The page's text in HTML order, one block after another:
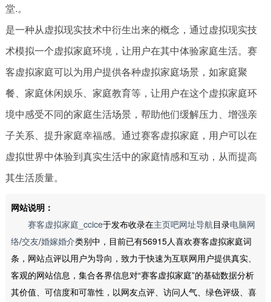
堂.。
是一种从虚拟现实技术中衍生出来的概念，通过虚拟现实技
术模拟一个虚拟家庭环境，让用户在其中体验家庭生活。赛
客虚拟家庭可以为用户提供各种虚拟家庭场景，如家庭聚
餐、家庭休闲娱乐、家庭教育等，让用户在这个虚拟家庭环
境中感受不同的家庭生活场景，帮助他们缓解压力、增强亲
子关系、提升家庭幸福感。通过赛客虚拟家庭，用户可以在
虚拟世界中体验到真实生活中的家庭情感和互动，从而提高
其生活质量。
网站说明：
赛客虚拟家庭_ccice于发布收录在主页吧网址导航目录电脑网
络/交友/婚嫁婚介类别中，目前已有56915人喜欢赛客虚拟家庭词
条，网站点评以用户为导向，致力于快速为互联网用户提供真实、
客观的网站信息，集合各界信息对“赛客虚拟家庭”的基础数据分析
其价值、可信度和可靠性，以网友点评、访问人气、绿色评级、喜